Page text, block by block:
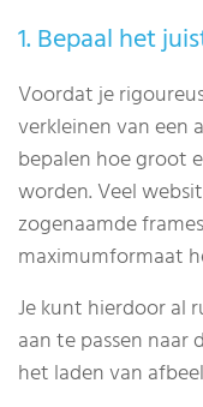
1. Bepaal het
Voordat je
verkleinen van een
bepalen hoe groot
worden. Veel
zogenaamde
maximumformaat
Je kunt hierdoor al
aan te passen
het laden van